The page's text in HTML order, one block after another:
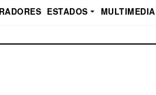
ESTADOS MULTIMEDIA